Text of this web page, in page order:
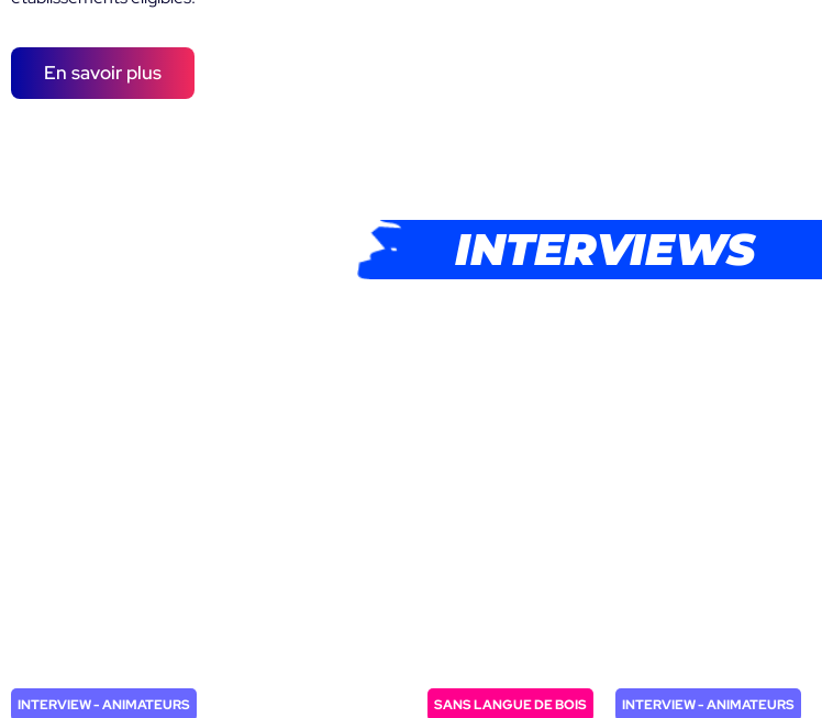
En savoir plus
INTERVIEWS
INTERVIEW - ANIMATEURS SANS LANGUE DE BOIS INTERVIEW - ANIMATEURS